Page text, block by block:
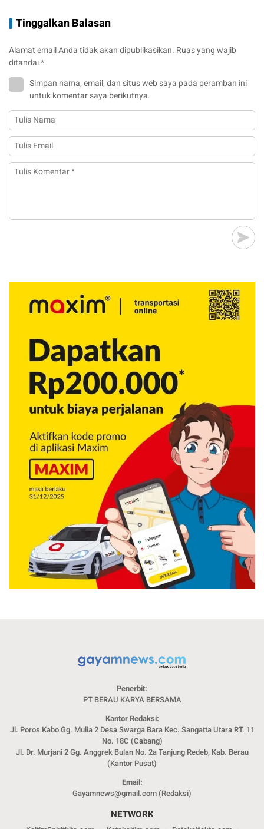
Tinggalkan Balasan
Alamat email Anda tidak akan dipublikasikan. Ruas yang wajib
ditandai*
Simpan nama, email, dan situs web saya pada peramban ini
untuk komentar saya berikutnya.
Penerbit:
PT BERAU KARYA BERSAMA
Kantor Redaksi:
Jl. Poros Kabo Gg. Mulia 2 Desa Swarga Bara Kec. Sangatta Utara RT. 11
No. 18C (Cabang)
Jl. Dr. Murjani 2 Gg. Anggrek Bulan No. 2a Tanjung Redeb, Kab. Berau
(Kantor Pusat)
Email:
Gayamnews@gmail.com (Redaksi)
NETWORK